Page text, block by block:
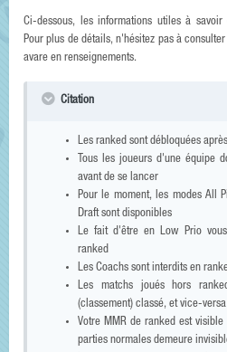
Ci-dessous, les informations utiles à
Pour plus de détails, n'hésitez pas à consulter
avare en renseignements.
Citation
Les ranked sont débloquées
Tous les joueurs d'une équipe
avant de se lancer
Pour le moment, les modes All
Draft sont disponibles
Le fait d'être en Low Prio
ranked
Les Coachs sont interdits en
Les matchs joués hors
(classement) classé, et vice-versa
Votre MMR de ranked est
parties normales demeure